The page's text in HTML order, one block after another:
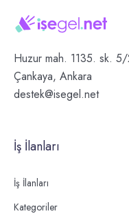
Huzur mah. 1135. sk.
Çankaya, Ankara
destek@isegel.net
İş İlanları
İş İlanları
Kategoriler